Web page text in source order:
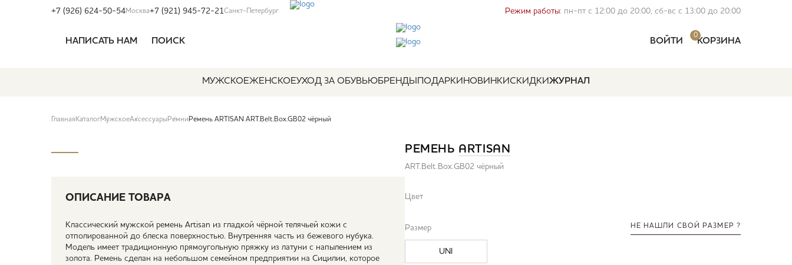
+7 (926) 624-50-54Москва+7 (921) 945-72-21Санкт-Петербург Режим работы: пн-пт с 12:00 до 20:00, сб-вс с 13:00 до 20:00
НАПИСАТЬ НАМ ПОИСК ВОЙТИ
0
КОРЗИНА
МУЖСКОЕЖЕНСКОЕУХОД ЗА ОБУВЬЮБРЕНДЫ ПОДАРКИ НОВИНКИСКИДКИЖУРНАЛ
Главная КаталогМужскоеАксессуары РемниРемень ARTISAN ART.Belt.Box.GB02 чёрный
ОПИСАНИЕ ТОВАРА
Классический мужской ремень Artisan из гладкой чёрной телячьей кожи с
отполированной до блеска поверхностью. Внутренняя часть из бежевого нубука.
Модель имеет традиционную прямоугольную пряжку из латуни c напылением из
золота. Ремень сделан на небольшом семейном предприятии на Сицилии, которое
РЕМЕНЬ ARTISAN
ART.Belt.Box.GB02 чёрный
Цвет
Размер НЕ НАШЛИ СВОЙ РАЗМЕР ?
UNI